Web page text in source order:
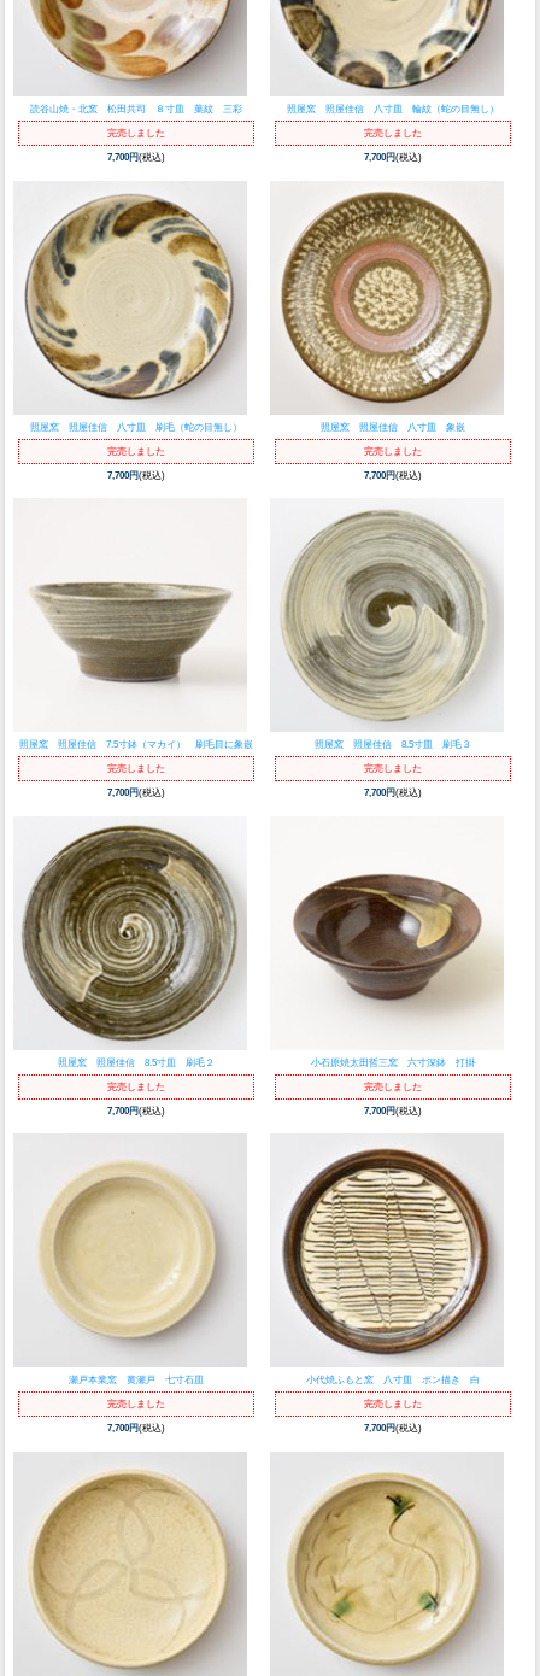
読谷山焼・北窯 松田共司 ８寸皿 葉紋 三彩
完売しました
7,700円(税込)
照屋窯 照屋佳信 八寸皿 輪紋（蛇の目無し）
完売しました
7,700円(税込)
照屋窯 照屋佳信 八寸皿 刷毛（蛇の目無し）
完売しました
7,700円(税込)
照屋窯 照屋佳信 八寸皿 象嵌
完売しました
7,700円(税込)
照屋窯 照屋佳信 7.5寸鉢（マカイ） 刷毛目に象嵌
完売しました
7,700円(税込)
照屋窯 照屋佳信 8.5寸皿 刷毛３
完売しました
7,700円(税込)
照屋窯 照屋佳信 8.5寸皿 刷毛２
完売しました
7,700円(税込)
小石原焼太田哲三窯 六寸深鉢 打掛
完売しました
7,700円(税込)
瀬戸本業窯 黄瀬戸 七寸石皿
完売しました
7,700円(税込)
小代焼ふもと窯 八寸皿 ポン描き 白
完売しました
7,700円(税込)